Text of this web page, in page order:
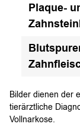
Plaque-
Bilder dienen der
tierärztliche
Vollnarkose.